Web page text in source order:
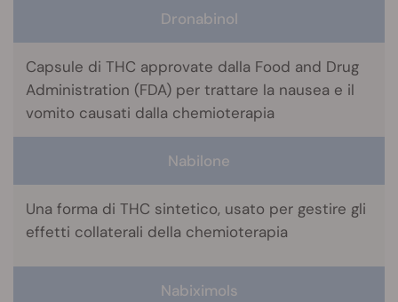
Dronabinol
Capsule di THC approvate dalla Food and Drug
Administration (FDA) per trattare la nausea e il
vomito causati dalla chemioterapia
Nabilone
Una forma di THC sintetico, usato per gestire gli
effetti collaterali della chemioterapia
Nabiximols